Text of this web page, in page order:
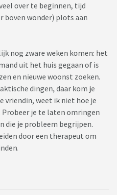
over te beginnen, tijd
boven wonder) plots aan
nog zware weken komen: het
uit het huis gegaan of is
en nieuwe woonst zoeken.
dingen, daar kom je
vriendin, weet ik niet hoe je
je te laten omringen
die je probleem begrijpen.
door een therapeut om